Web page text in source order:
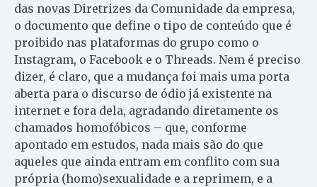
das novas Diretrizes da Comunidade da empresa,
o documento que define o tipo de conteúdo que é
proibido nas plataformas do grupo como o
Instagram, o Facebook e o Threads. Nem é preciso
dizer, é claro, que a mudança foi mais uma porta
aberta para o discurso de ódio já existente na
internet e fora dela, agradando diretamente os
chamados homofóbicos – que, conforme
apontado em estudos, nada mais são do que
aqueles que ainda entram em conflito com sua
própria (homo)sexualidade e a reprimem, e a